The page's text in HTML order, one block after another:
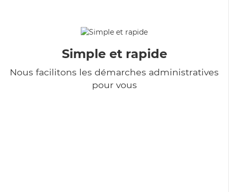
Simple et rapide
Nous facilitons les démarches administratives
pour vous